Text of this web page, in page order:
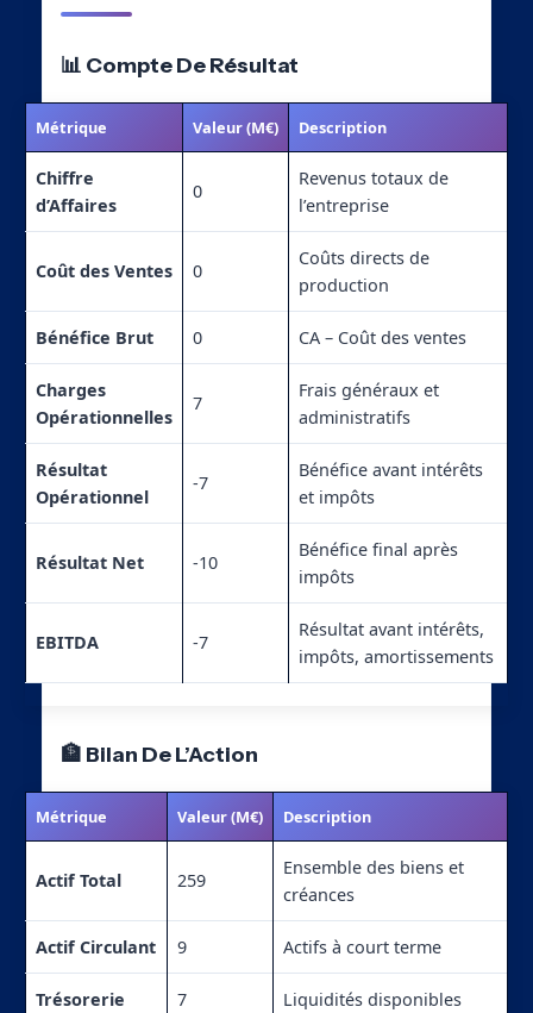
📊 Compte De Résultat
Métrique Valeur (M€) Description
Chiffre
d’Affaires
0
Revenus totaux de
l’entreprise
Coût des Ventes 0
Coûts directs de
production
Bénéfice Brut 0 CA – Coût des ventes
Charges
Opérationnelles
7
Frais généraux et
administratifs
Résultat
Opérationnel
-7
Bénéfice avant intérêts
et impôts
Résultat Net -10
Bénéfice final après
impôts
EBITDA -7
Résultat avant intérêts,
impôts, amortissements
🏦 Bilan De L’Action
Métrique Valeur (M€) Description
Actif Total 259
Ensemble des biens et
créances
Actif Circulant 9 Actifs à court terme
Trésorerie 7 Liquidités disponibles